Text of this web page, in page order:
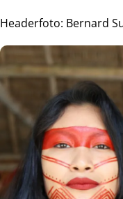
Headerfoto: Bernard